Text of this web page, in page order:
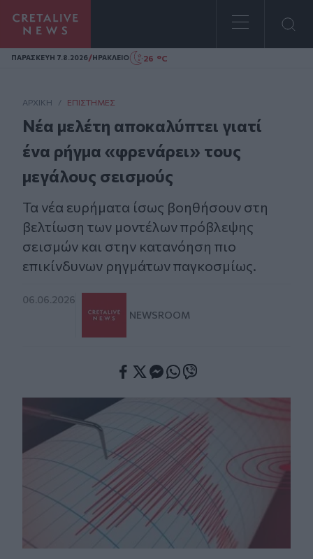
Homepage
ΠΑΡΑΣΚΕΥΗ 7.8.2026/ΗΡΑΚΛΕΙΟ 26 °C
ΑΡΧΙΚΗ / ΕΠΙΣΤΉΜΕΣ
Νέα μελέτη αποκαλύπτει γιατί
ένα ρήγμα «φρενάρει» τους
μεγάλους σεισμούς
Τα νέα ευρήματα ίσως βοηθήσουν στη
βελτίωση των μοντέλων πρόβλεψης
σεισμών και στην κατανόηση πιο
επικίνδυνων ρηγμάτων παγκοσμίως.
06.06.2026
NEWSROOM